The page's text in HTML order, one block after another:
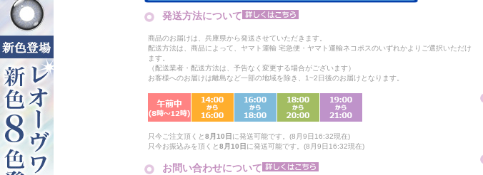
発送方法について
商品のお届けは、兵庫県から発送させていただきます。
配送方法は、商品によって、ヤマト運輸 宅急便・ヤマト運輸ネコポスのいずれかよりご選択いただけ
ます。
（配送業者・配送方法は、予告なく変更する場合がございます）
お客様へのお届けは離島など一部の地域を除き、1~2日後のお届けとなります。
只今ご注文頂くと8月10日 に発送可能です。(8月9日16:32現在)
只今お振込みを頂くと8月10日 に発送可能です。(8月9日16:32現在)
お問い合わせについて